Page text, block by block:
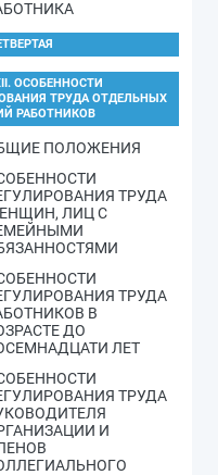
ОСОБЕННОСТИ
ТРУДА ОТДЕЛЬНЫХ
РАБОТНИКОВ
ПОЛОЖЕНИЯ
ТРУДА
ЛИЦ С
ТРУДА
В
ДО
ЛЕТ
ТРУДА
И